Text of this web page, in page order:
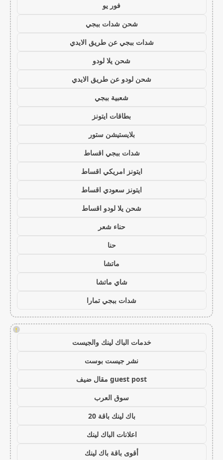
فور يو
شحن شدات ببجي
شدات ببجي عن طريق الايدي
شحن يلا لودو
شحن لودو عن طريق الايدي
شعبية ببجي
بطاقات ايتونز
بلايستيشن ستور
شدات ببجي اقساط
ايتونز امريكي اقساط
ايتونز سعودي اقساط
شحن يلا لودو اقساط
حناء شعر
حنا
ماتشا
شاي ماتشا
شدات ببجي تمارا
!
خدمات الباك لينك والجيست
نشر جيست بوست
guest post مقال ضيف
سوق العرب
باك لينك باقة 20
اعلانات الباك لينك
أقوى باقة باك لينك